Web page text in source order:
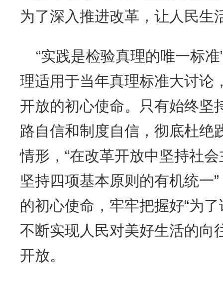
为了深入推进改革，让人民生
“实践是检验真理的唯一标
理适用于当年真理标准大讨论
开放的初心使命。只有始终坚
路自信和制度自信，彻底杜绝
情形，“在改革开放中坚持社
坚持四项基本原则的有机统一
的初心使命，牢牢把握好“为
不断实现人民对美好生活的向
开放。